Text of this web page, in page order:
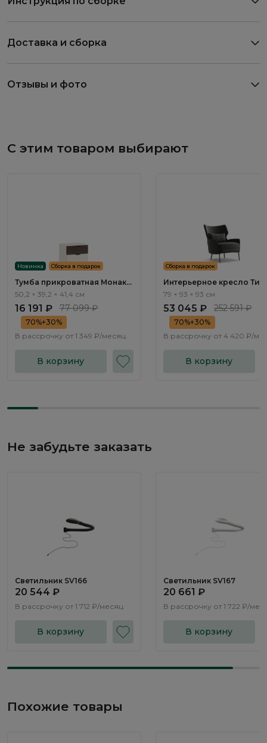
Доставка и сборка
Отзывы и фото
С этим товаром выбирают
Новинка Сборка в подарок
Тумба прикроватная Монако
/ Monako MN010.3
50,2 × 39,2 × 41,4 см
16 191 ₽ 77 099 ₽
70%+30%
В рассрочку от 1 349 ₽/месяц
В корзину
Сборка в подарок
Интерьерное кресло
/ Tyrol ММ102.3
79 × 93 × 93 см
53 045 ₽ 252 591 ₽
70%+30%
В рассрочку от 4 420 ₽/
В корзину
Не забудьте заказать
Светильник SV166
20 544 ₽
В рассрочку от 1 712 ₽/месяц
В корзину
Светильник SV167
20 661 ₽
В рассрочку от 1 722 ₽/
В корзину
Похожие товары